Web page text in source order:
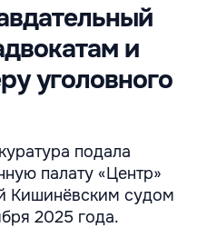
и
уголовного
подала
палату «Центр»
Кишинёвским судом
2025 года.